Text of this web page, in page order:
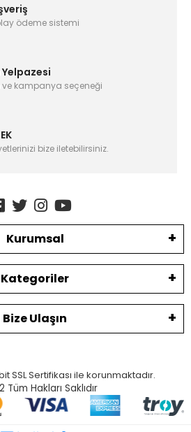
ödeme sistemi
Yelpazesi
ve kampanya seçeneği
bize iletebilirsiniz.
Kurumsal
Kategoriler
Bize Ulaşın
SSL Sertifikası ile korunmaktadır.
Tüm Hakları Saklıdır